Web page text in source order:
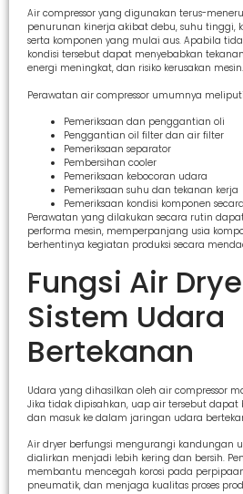
Air compressor yang digunakan terus-
penurunan kinerja akibat debu, suhu tinggi,
serta komponen yang mulai aus. Apabila
kondisi tersebut dapat menyebabkan
energi meningkat, dan risiko kerusakan mesin.
Perawatan air compressor umumnya
Pemeriksaan dan penggantian oli
Penggantian oil filter dan air filter
Pemeriksaan separator
Pembersihan cooler
Pemeriksaan kebocoran udara
Pemeriksaan suhu dan tekanan kerja
Pemeriksaan kondisi komponen
Perawatan yang dilakukan secara rutin
performa mesin, memperpanjang usia
berhentinya kegiatan produksi secara
Fungsi Air
Sistem Udara
Bertekanan
Udara yang dihasilkan oleh air compressor
Jika tidak dipisahkan, uap air tersebut
dan masuk ke dalam jaringan udara
Air dryer berfungsi mengurangi kandungan
dialirkan menjadi lebih kering dan bersih.
membantu mencegah korosi pada
pneumatik, dan menjaga kualitas proses